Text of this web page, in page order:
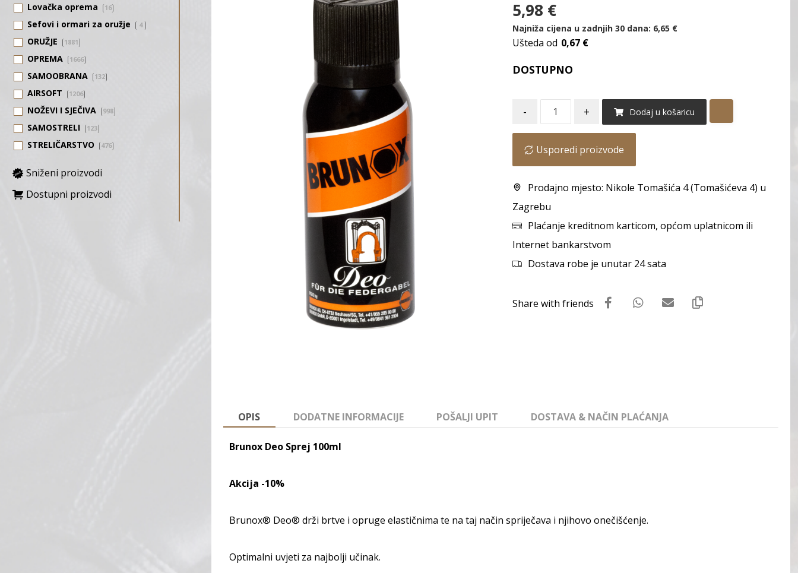
5,98 €
Najniža cijena u zadnjih 30 dana: 6,65 €
Ušteda od 0,67 €
DOSTUPNO
- + Dodaj u košaricu
Usporedi proizvode
Prodajno mjesto: Nikole Tomašića 4 (Tomašićeva 4) u
Zagrebu
Plaćanje kreditnom karticom, općom uplatnicom ili
Internet bankarstvom
Dostava robe je unutar 24 sata
OPIS DODATNE INFORMACIJE POŠALJI UPIT DOSTAVA & NAČIN PLAĆANJA
Brunox Deo Sprej 100ml
Akcija -10%
Brunox® Deo® drži brtve i opruge elastičnima te na taj način spriječava i njihovo onečišćenje.
Optimalni uvjeti za najbolji učinak.
Lovačka oprema 16
Sefovi i ormari za oružje 4
ORUŽJE 1881
OPREMA 1666
SAMOOBRANA 132
AIRSOFT 1206
NOŽEVI I SJEČIVA 998
SAMOSTRELI 123
STRELIČARSTVO 476
Sniženi proizvodi
Dostupni proizvodi